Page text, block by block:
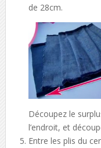
de 28cm.
Découpez le
l’endroit, et
Entre les plis du